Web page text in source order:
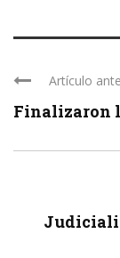
Artículo
Finalizaron